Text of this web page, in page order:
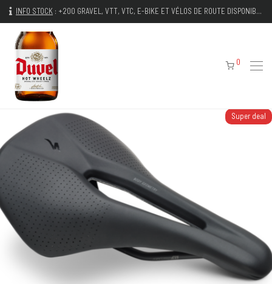
INFO STOCK : +200 GRAVEL, VTT, VTC, E-BIKE ET VÉLOS DE ROUTE DISPONIBLES IMMÉDIATEMENT
0
Super deal